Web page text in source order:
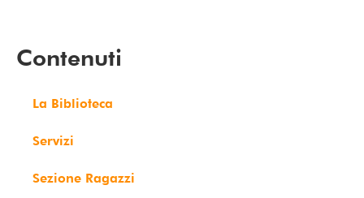
Contenuti
La Biblioteca
Servizi
Sezione Ragazzi